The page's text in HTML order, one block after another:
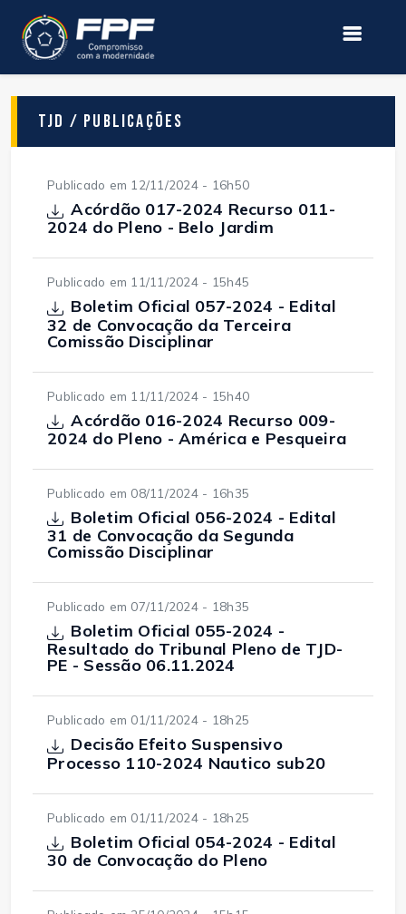
TJD / Publicações
Publicado em 12/11/2024 - 16h50
Acórdão 017-2024 Recurso 011-
2024 do Pleno - Belo Jardim
Publicado em 11/11/2024 - 15h45
Boletim Oficial 057-2024 - Edital
32 de Convocação da Terceira
Comissão Disciplinar
Publicado em 11/11/2024 - 15h40
Acórdão 016-2024 Recurso 009-
2024 do Pleno - América e Pesqueira
Publicado em 08/11/2024 - 16h35
Boletim Oficial 056-2024 - Edital
31 de Convocação da Segunda
Comissão Disciplinar
Publicado em 07/11/2024 - 18h35
Boletim Oficial 055-2024 -
Resultado do Tribunal Pleno de TJD-
PE - Sessão 06.11.2024
Publicado em 01/11/2024 - 18h25
Decisão Efeito Suspensivo
Processo 110-2024 Nautico sub20
Publicado em 01/11/2024 - 18h25
Boletim Oficial 054-2024 - Edital
30 de Convocação do Pleno